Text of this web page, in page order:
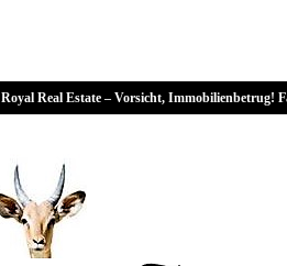
Royal Real Estate – Vorsicht, Immobilienbetrug!